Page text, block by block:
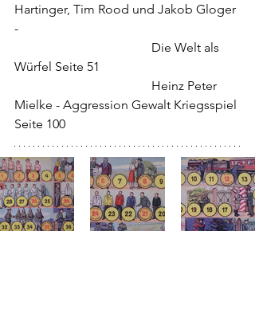
Hartinger, Tim Rood und Jakob Gloger
-
Würfel Seite 51
Mielke - Aggression Gewalt Kriegsspiel
Seite 100